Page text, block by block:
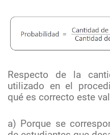
Respecto de la
utilizado en el
qué es correcto este
a) Porque se